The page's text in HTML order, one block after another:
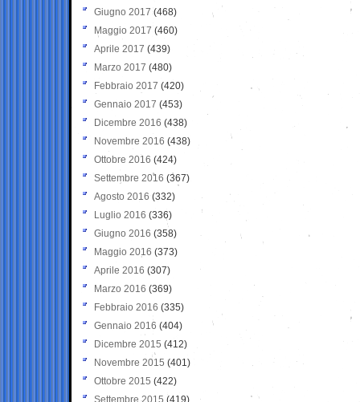
Giugno 2017 (468)
Maggio 2017 (460)
Aprile 2017 (439)
Marzo 2017 (480)
Febbraio 2017 (420)
Gennaio 2017 (453)
Dicembre 2016 (438)
Novembre 2016 (438)
Ottobre 2016 (424)
Settembre 2016 (367)
Agosto 2016 (332)
Luglio 2016 (336)
Giugno 2016 (358)
Maggio 2016 (373)
Aprile 2016 (307)
Marzo 2016 (369)
Febbraio 2016 (335)
Gennaio 2016 (404)
Dicembre 2015 (412)
Novembre 2015 (401)
Ottobre 2015 (422)
Settembre 2015 (419)